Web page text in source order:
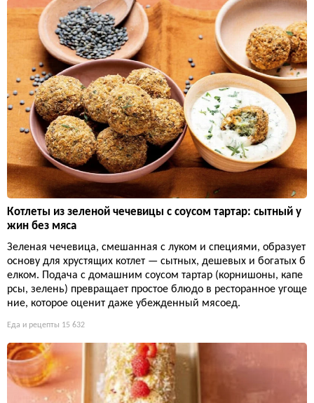
Котлеты из зеленой чечевицы с соусом тартар: сытный у
жин без мяса
Зеленая чечевица, смешанная с луком и специями, образует
основу для хрустящих котлет — сытных, дешевых и богатых б
елком. Подача с домашним соусом тартар (корнишоны, капе
рсы, зелень) превращает простое блюдо в ресторанное угоще
ние, которое оценит даже убежденный мясоед.
Еда и рецепты 15 632